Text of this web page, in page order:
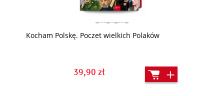
Kocham Polskę. Poczet wielkich Polaków
39,90 zł